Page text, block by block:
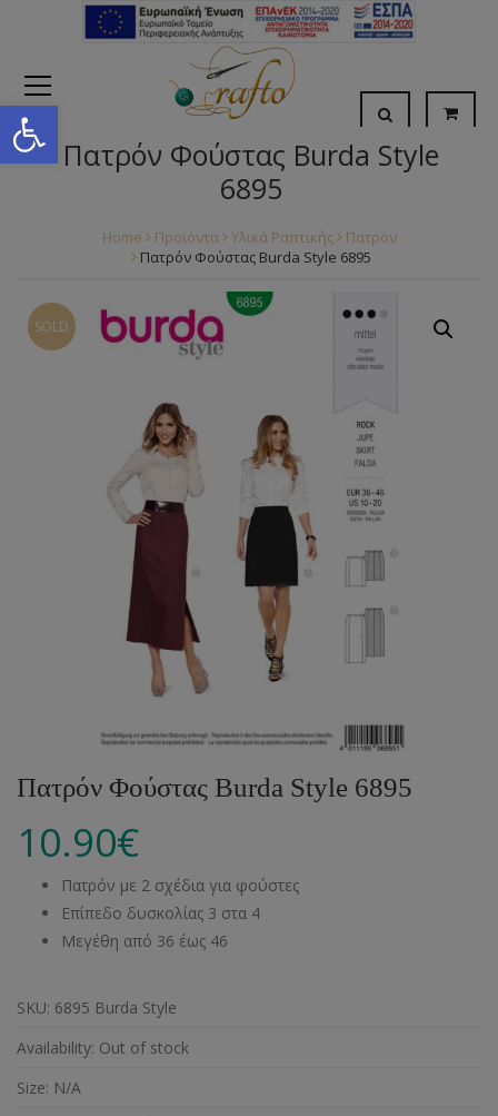
Open toolbar
Πατρόν Φούστας Burda Style
6895
Home Προϊόντα Υλικά Ραπτικής
Πατρόν
Πατρόν Φούστας Burda Style 6895
SOLD
Πατρόν Φούστας Burda Style 6895
10.90€
Πατρόν με 2 σχέδια για φούστες
Επίπεδο δυσκολίας 3 στα 4
Μεγέθη από 36 έως 46
SKU: 6895 Burda Style
Availability: Out of stock
Size: N/A